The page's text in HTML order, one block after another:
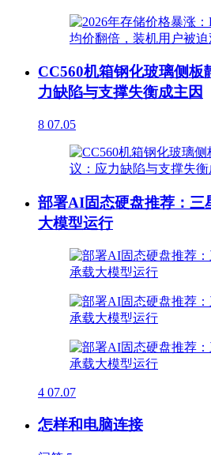
CC560机箱钢化玻璃侧板
力缺陷与支撑失衡成主因
8 07.05
部署AI固态硬盘推荐：三
大模型运行
4 07.07
怎样和电脑连接